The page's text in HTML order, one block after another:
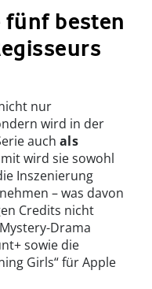
fünf besten
nur
wird in der
auch als
wird sie sowohl
Inszenierung
– was davon
Credits nicht
Drama
sowie die
Girls“ für Apple